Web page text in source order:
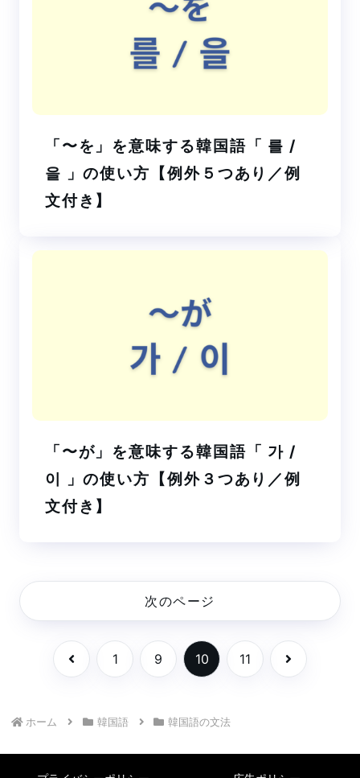
「〜を」を意味する韓国語「 를 /
을 」の使い方【例外５つあり／例
文付き】
「〜が」を意味する韓国語「 가 /
이 」の使い方【例外３つあり／例
文付き】
次のページ
前へ 1 9 10 11 次へ
ホーム 韓国語 韓国語の文法